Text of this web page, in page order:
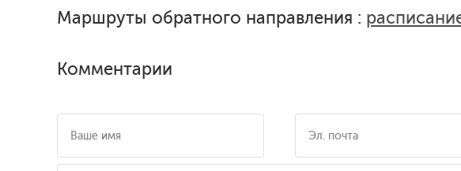
Маршруты обратного направления :
Комментарии